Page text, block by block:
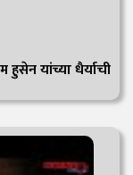
यांच्या धैर्याची